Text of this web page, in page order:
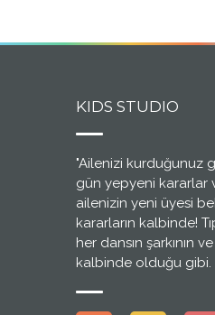
KIDS STUDIO
"Ailenizi kurduğunuz
gün yepyeni kararlar
ailenizin yeni üyesi
kararların kalbinde!
her dansın şarkının
kalbinde olduğu gibi.